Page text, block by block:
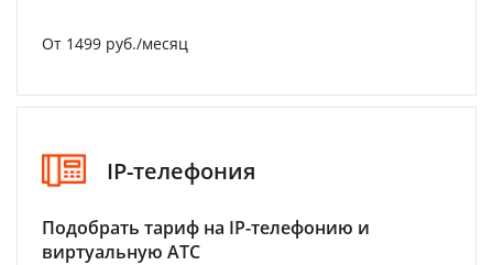
От 1499 руб./месяц
IP-телефония
Подобрать тариф на IP-телефонию и
виртуальную АТС